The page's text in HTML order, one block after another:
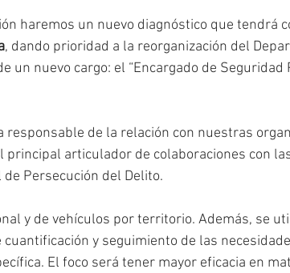
haremos un nuevo diagnóstico que tendrá
, dando prioridad a la reorganización del
un nuevo cargo: el “Encargado de Seguridad
responsable de la relación con nuestras
principal articulador de colaboraciones con
Persecución del Delito.
y de vehículos por territorio. Además, se
cuantificación y seguimiento de las
El foco será tener mayor eficacia en